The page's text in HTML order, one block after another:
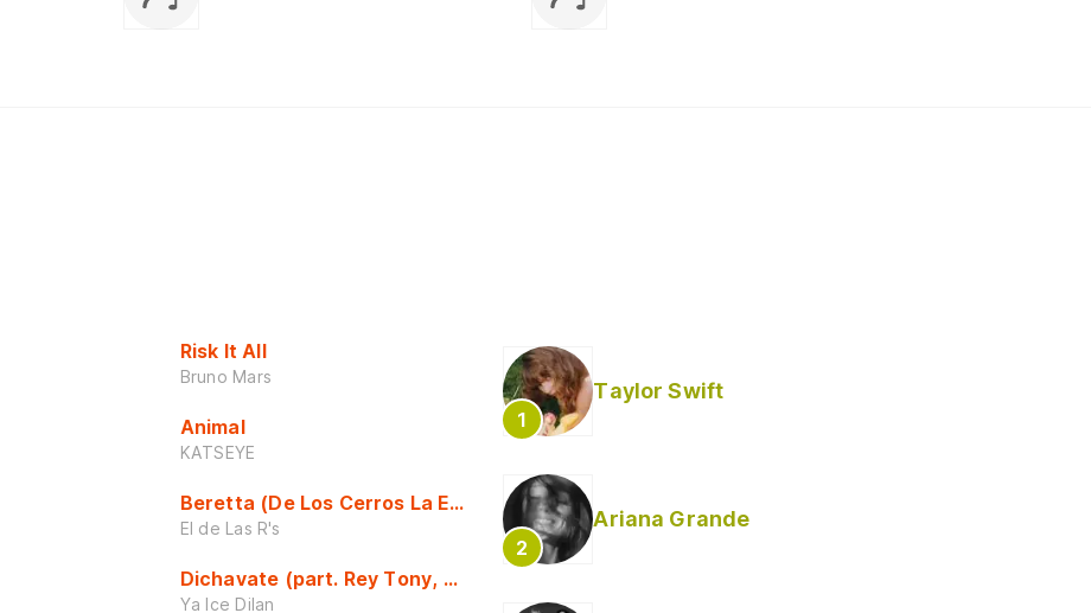
Risk It All
Bruno Mars
Animal
KATSEYE
Beretta (De Los Cerros La Escuela)
El de Las R's
Dichavate (part. Rey Tony, Dj Honda y Helabusador) [explícita]
Ya Ice Dilan
Taylor Swift
Ariana Grande